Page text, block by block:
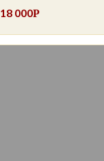
18 000Р